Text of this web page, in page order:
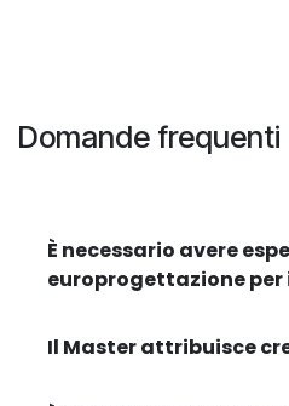
Domande frequenti
È necessario avere
europrogettazione per
Il Master attribuisce